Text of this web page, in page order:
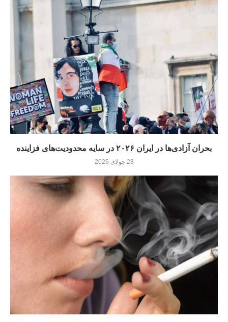
بحران آزادی‌ها در ایران ۲۰۲۶ در سایه محدودیت‌های فزاینده
28 جولای 2026